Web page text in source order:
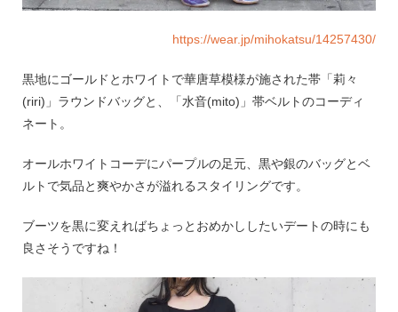
https://wear.jp/mihokatsu/14257430/
黒地にゴールドとホワイトで華唐草模様が施された帯「莉々
(riri)」ラウンドバッグと、「水音(mito)」帯ベルトのコーディ
ネート。
オールホワイトコーデにパープルの足元、黒や銀のバッグとベ
ルトで気品と爽やかさが溢れるスタイリングです。
ブーツを黒に変えればちょっとおめかししたいデートの時にも
良さそうですね！